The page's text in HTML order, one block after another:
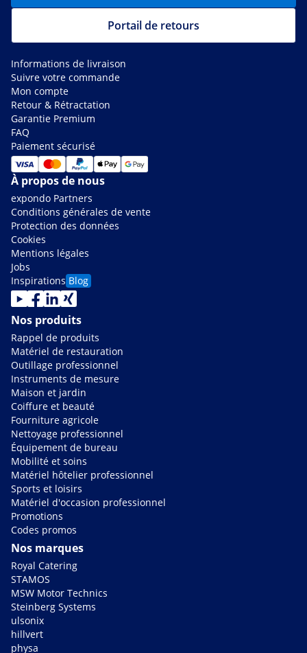
Portail de retours
Informations de livraison
Suivre votre commande
Mon compte
Retour & Rétractation
Garantie Premium
FAQ
Paiement sécurisé
À propos de nous
expondo Partners
Conditions générales de vente
Protection des données
Cookies
Mentions légales
Jobs
Inspirations Blog
Nos produits
Rappel de produits
Matériel de restauration
Outillage professionnel
Instruments de mesure
Maison et jardin
Coiffure et beauté
Fourniture agricole
Nettoyage professionnel
Équipement de bureau
Mobilité et soins
Matériel hôtelier professionnel
Sports et loisirs
Matériel d'occasion professionnel
Promotions
Codes promos
Nos marques
Royal Catering
STAMOS
MSW Motor Technics
Steinberg Systems
ulsonix
hillvert
physa